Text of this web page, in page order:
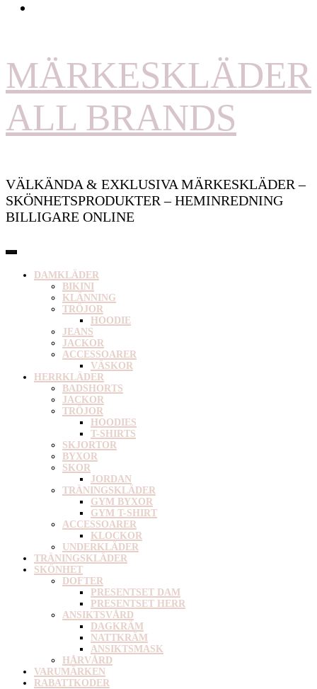
MÄRKESKLÄDER
ALL BRANDS
VÄLKÄNDA & EXKLUSIVA MÄRKESKLÄDER –
SKÖNHETSPRODUKTER – HEMINREDNING
BILLIGARE ONLINE
DAMKLÄDER
BIKINI
KLÄNNING
TRÖJOR
HOODIE
JEANS
JACKOR
ACCESSOARER
VÄSKOR
HERRKLÄDER
BADSHORTS
JACKOR
TRÖJOR
HOODIES
T-SHIRTS
SKJORTOR
BYXOR
SKOR
JORDAN
TRÄNINGSKLÄDER
GYM BYXOR
GYM T-SHIRT
ACCESSOARER
KLOCKOR
UNDERKLÄDER
TRÄNINGSKLÄDER
SKÖNHET
DOFTER
PRESENTSET DAM
PRESENTSET HERR
ANSIKTSVÅRD
DAGKRÄM
NATTKRÄM
ANSIKTSMASK
HÅRVÅRD
VARUMÄRKEN
RABATTKODER